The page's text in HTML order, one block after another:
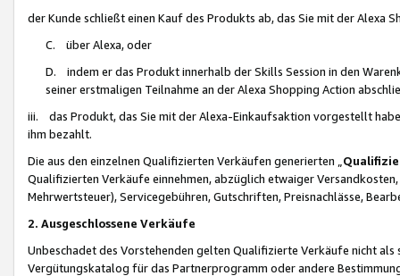
der Kunde schließt einen Kauf des Produkts ab, das Sie mit der Alexa
C. über Alexa, oder
D. indem er das Produkt innerhalb der Skills Session in den
seiner erstmaligen Teilnahme an der Alexa Shopping Action
iii. das Produkt, das Sie mit der Alexa-Einkaufsaktion vorgestellt
ihm bezahlt.
Die aus den einzelnen Qualifizierten Verkäufen generierten „
Qualifizierten Verkäufe einnehmen, abzüglich etwaiger
Mehrwertsteuer), Servicegebühren, Gutschriften, Preisnachlässe,
2. Ausgeschlossene Verkäufe
Unbeschadet des Vorstehenden gelten Qualifizierte Verkäufe nicht
Vergütungskatalog für das Partnerprogramm oder andere